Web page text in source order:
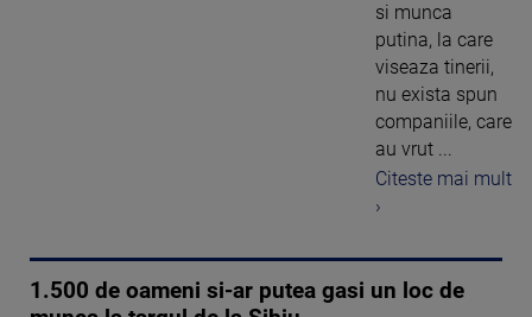
si munca
putina, la care
viseaza tinerii,
nu exista spun
companiile, care
au vrut ...
Citeste mai mult
›
1.500 de oameni si-ar putea gasi un loc de